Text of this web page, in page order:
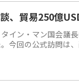
、貿易250億
イン・マン国会議
。今回の公式訪問は